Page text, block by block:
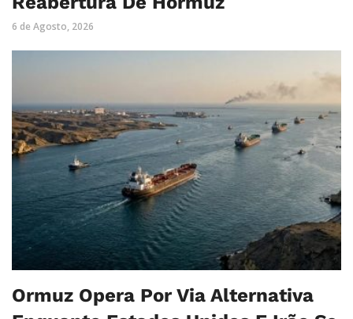
6 de Agosto, 2026
Ormuz Opera Por Via Alternativa